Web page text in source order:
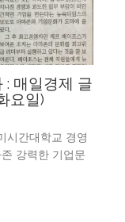
: 매일경제 글
요일)
간대학교 경영
강력한 기업문